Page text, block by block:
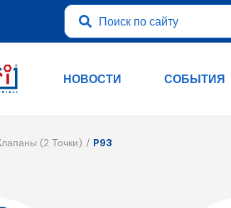
НОВОСТИ СОБЫТИЯ
(2 Точки) P93